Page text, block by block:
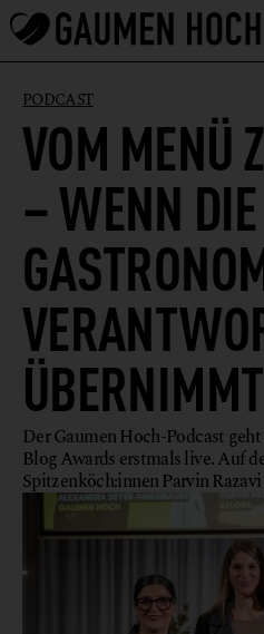
PODCAST
VOM MENÜ
– WENN DIE
ÜBERNIMMT
Der Gaumen Hoch-Podcast
Blog Awards erstmals live. Auf
Spitzenköch:innen Parvin